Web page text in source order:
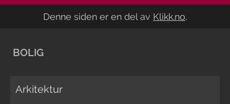
Denne siden er en del av Klikk.no.
BOLIG
Arkitektur